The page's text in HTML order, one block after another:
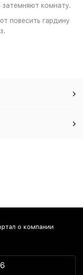
комнату.
повесить гардину
о компании